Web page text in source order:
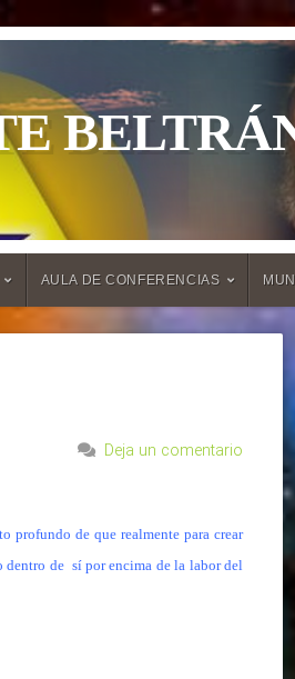
AULA DE CONFERENCIAS
Deja un comentario
de que realmente para crear
dentro de sí por encima de la labor del